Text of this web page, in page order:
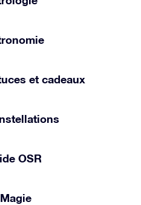
et cadeaux
OSR